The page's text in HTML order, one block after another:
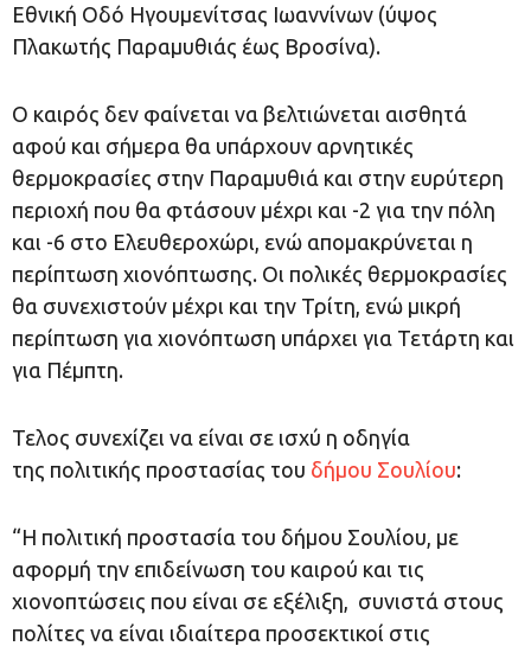
Εθνική Οδό Ηγουμενίτσας Ιωαννίνων (ύψος
Πλακωτής Παραμυθιάς έως Βροσίνα).
Ο καιρός δεν φαίνεται να βελτιώνεται αισθητά
αφού και σήμερα θα υπάρχουν αρνητικές
θερμοκρασίες στην Παραμυθιά και στην ευρύτερη
περιοχή που θα φτάσουν μέχρι και -2 για την πόλη
και -6 στο Ελευθεροχώρι, ενώ απομακρύνεται η
περίπτωση χιονόπτωσης. Οι πολικές θερμοκρασίες
θα συνεχιστούν μέχρι και την Τρίτη, ενώ μικρή
περίπτωση για χιονόπτωση υπάρχει για Τετάρτη και
για Πέμπτη.
Τελος συνεχίζει να είναι σε ισχύ η οδηγία
της πολιτικής προστασίας του δήμου Σουλίου:
“Η πολιτική προστασία του δήμου Σουλίου, με
αφορμή την επιδείνωση του καιρού και τις
χιονοπτώσεις που είναι σε εξέλιξη, συνιστά στους
πολίτες να είναι ιδιαίτερα προσεκτικοί στις